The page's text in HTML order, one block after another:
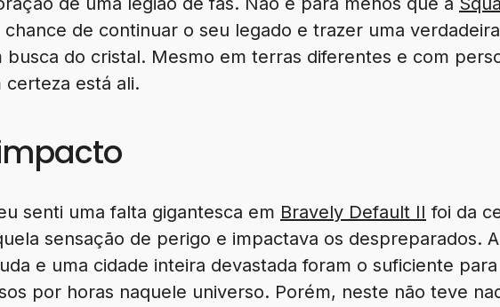
de continuar o seu legado e trazer uma
busca do cristal. Mesmo em terras diferentes e com
certeza está ali.
senti uma falta gigantesca em Bravely Default II foi da
sensação de perigo e impactava os despreparados.
e uma cidade inteira devastada foram o suficiente
por horas naquele universo. Porém, neste não teve